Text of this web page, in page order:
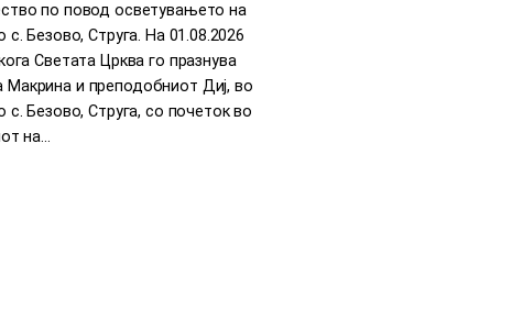
по повод осветувањето на
с. Безово, Струга. На 01.08.2026
Светата Црква го празнува
и преподобниот Диј, во
с. Безово, Струга, со почеток во
на…